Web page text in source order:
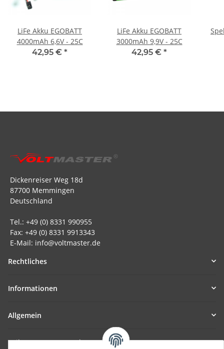
LiFe Akku EGOBATT
4000mAh 6,6V - 25C
42,95 € *
LiFe Akku EGOBATT
3000mAh 9,9V - 25C
42,95 € *
Dickenreiser Weg 18d
87700 Memmingen
Deutschland
Tel.: +49 (0) 8331 990955
Fax: +49 (0) 8331 9913343
E-Mail: info@voltmaster.de
Rechtliches
Informationen
Allgemein
Teil unseres Netzwerks: